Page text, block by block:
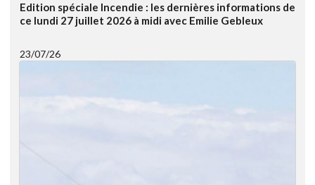
Edition spéciale Incendie : les dernières informations de
ce lundi 27 juillet 2026 à midi avec Emilie Gebleux
23/07/26